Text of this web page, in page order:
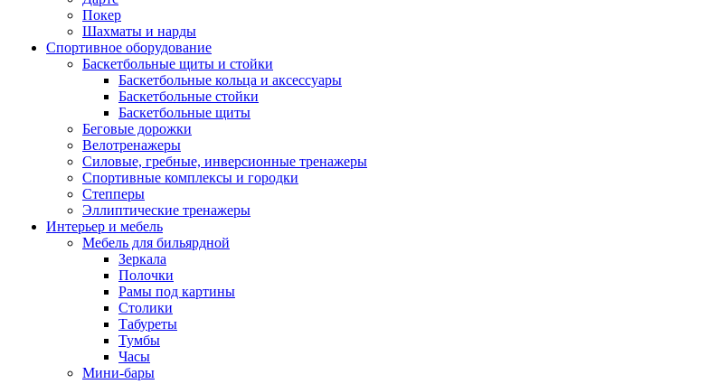
Покер
Шахматы и нарды
Спортивное оборудование
Баскетбольные щиты и стойки
Баскетбольные кольца и аксессуары
Баскетбольные стойки
Баскетбольные щиты
Беговые дорожки
Велотренажеры
Силовые, гребные, инверсионные тренажеры
Спортивные комплексы и городки
Степперы
Эллиптические тренажеры
Интерьер и мебель
Мебель для бильярдной
Зеркала
Полочки
Рамы под картины
Столики
Табуреты
Тумбы
Часы
Мини-бары